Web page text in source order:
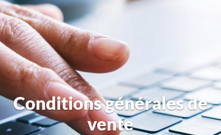
Conditions générales de
vente